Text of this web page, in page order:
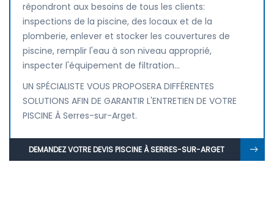
répondront aux besoins de tous les clients:
inspections de la piscine, des locaux et de la
plomberie, enlever et stocker les couvertures de
piscine, remplir l'eau à son niveau approprié,
inspecter l'équipement de filtration...
UN SPÉCIALISTE VOUS PROPOSERA DIFFÉRENTES
SOLUTIONS AFIN DE GARANTIR L'ENTRETIEN DE VOTRE
PISCINE À Serres-sur-Arget.
DEMANDEZ VOTRE DEVIS PISCINE À SERRES-SUR-ARGET